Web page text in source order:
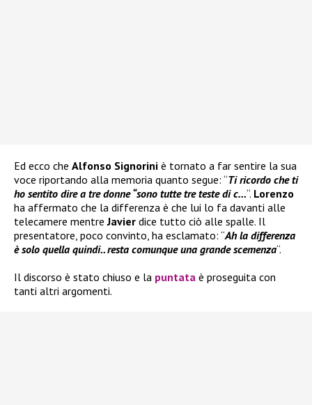
Ed ecco che Alfonso Signorini è tornato a far sentire la sua
voce riportando alla memoria quanto segue: “Ti ricordo che ti
ho sentito dire a tre donne “sono tutte tre teste di c…“. Lorenzo
ha affermato che la differenza è che lui lo fa davanti alle
telecamere mentreJavier dice tutto ciò alle spalle. Il
presentatore, poco convinto, ha esclamato: “Ah la differenza
è solo quella quindi.. resta comunque una grande scemenza“.
Il discorso è stato chiuso e la puntata è proseguita con
tanti altri argomenti.